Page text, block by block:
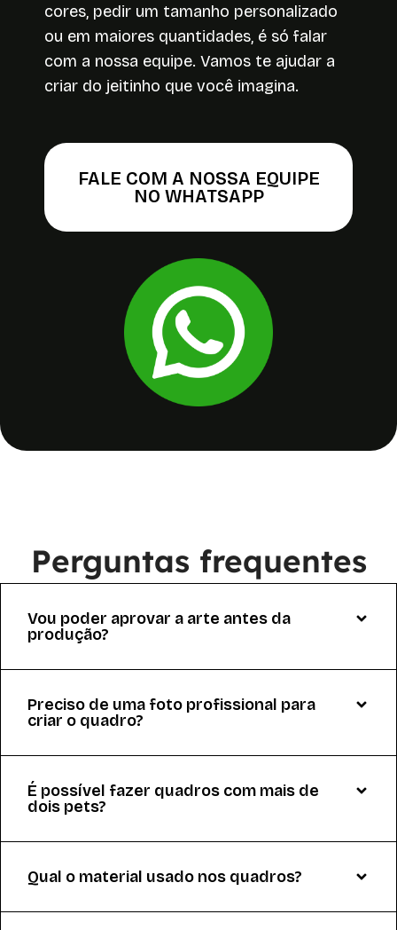
cores, pedir um tamanho personalizado
ou em maiores quantidades, é só falar
com a nossa equipe. Vamos te ajudar a
criar do jeitinho que você imagina.
FALE COM A NOSSA EQUIPE
NO WHATSAPP
Perguntas frequentes
Vou poder aprovar a arte antes da
produção?
Preciso de uma foto profissional para
criar o quadro?
É possível fazer quadros com mais de
dois pets?
Qual o material usado nos quadros?